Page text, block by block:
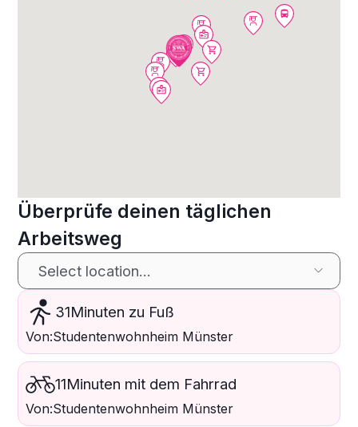
Überprüfe deinen täglichen
Arbeitsweg
Select location...
31Minuten zu Fuß
Von:Studentenwohnheim Münster
11Minuten mit dem Fahrrad
Von:Studentenwohnheim Münster